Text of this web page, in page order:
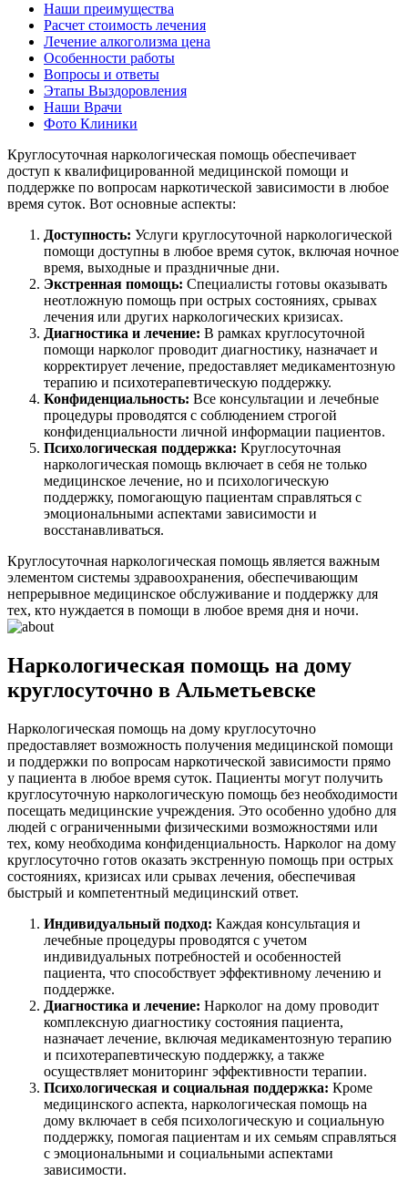
Наши преимущества
Расчет стоимость лечения
Лечение алкоголизма цена
Особенности работы
Вопросы и ответы
Этапы Выздоровления
Наши Врачи
Фото Клиники
Круглосуточная наркологическая помощь обеспечивает
доступ к квалифицированной медицинской помощи и
поддержке по вопросам наркотической зависимости в любое
время суток. Вот основные аспекты:
Доступность: Услуги круглосуточной наркологической
помощи доступны в любое время суток, включая ночное
время, выходные и праздничные дни.
Экстренная помощь: Специалисты готовы оказывать
неотложную помощь при острых состояниях, срывах
лечения или других наркологических кризисах.
Диагностика и лечение: В рамках круглосуточной
помощи нарколог проводит диагностику, назначает и
корректирует лечение, предоставляет медикаментозную
терапию и психотерапевтическую поддержку.
Конфиденциальность: Все консультации и лечебные
процедуры проводятся с соблюдением строгой
конфиденциальности личной информации пациентов.
Психологическая поддержка: Круглосуточная
наркологическая помощь включает в себя не только
медицинское лечение, но и психологическую
поддержку, помогающую пациентам справляться с
эмоциональными аспектами зависимости и
восстанавливаться.
Круглосуточная наркологическая помощь является важным
элементом системы здравоохранения, обеспечивающим
непрерывное медицинское обслуживание и поддержку для
тех, кто нуждается в помощи в любое время дня и ночи.
Наркологическая помощь на дому
круглосуточно в Альметьевске
Наркологическая помощь на дому круглосуточно
предоставляет возможность получения медицинской помощи
и поддержки по вопросам наркотической зависимости прямо
у пациента в любое время суток. Пациенты могут получить
круглосуточную наркологическую помощь без необходимости
посещать медицинские учреждения. Это особенно удобно для
людей с ограниченными физическими возможностями или
тех, кому необходима конфиденциальность. Нарколог на дому
круглосуточно готов оказать экстренную помощь при острых
состояниях, кризисах или срывах лечения, обеспечивая
быстрый и компетентный медицинский ответ.
Индивидуальный подход: Каждая консультация и
лечебные процедуры проводятся с учетом
индивидуальных потребностей и особенностей
пациента, что способствует эффективному лечению и
поддержке.
Диагностика и лечение: Нарколог на дому проводит
комплексную диагностику состояния пациента,
назначает лечение, включая медикаментозную терапию
и психотерапевтическую поддержку, а также
осуществляет мониторинг эффективности терапии.
Психологическая и социальная поддержка: Кроме
медицинского аспекта, наркологическая помощь на
дому включает в себя психологическую и социальную
поддержку, помогая пациентам и их семьям справляться
с эмоциональными и социальными аспектами
зависимости.